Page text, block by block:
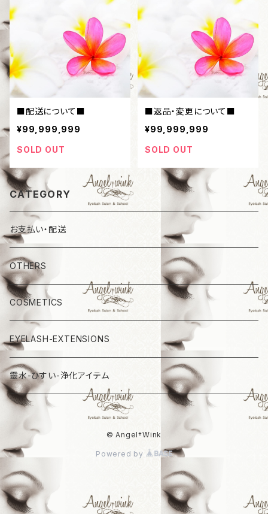
■配送について■
¥99,999,999
SOLD OUT
■返品・変更について■
¥99,999,999
SOLD OUT
CATEGORY
お支払い・配送
OTHERS
COSMETICS
EYELASH-EXTENSIONS
靈水-ひすい-浄化アイテム
© Angel†Wink
Powered by